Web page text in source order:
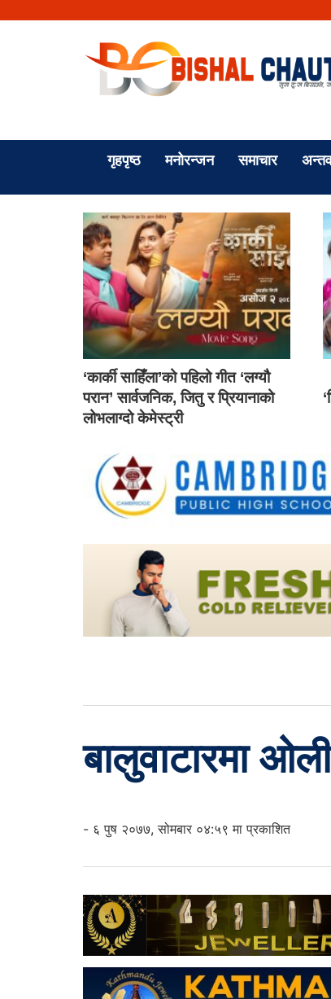
गृहपृष्ठ मनोरन्जन समाचार
‘कार्की साहिँला’को पहिलो गीत ‘लग्यौ
परान’ सार्वजनिक, जितु र प्रियानाको
लोभलाग्दो केमेस्ट्री
बालुवाटारमा
- ६ पुष २०७७, सोमबार ०४:५९ मा प्रकाशित